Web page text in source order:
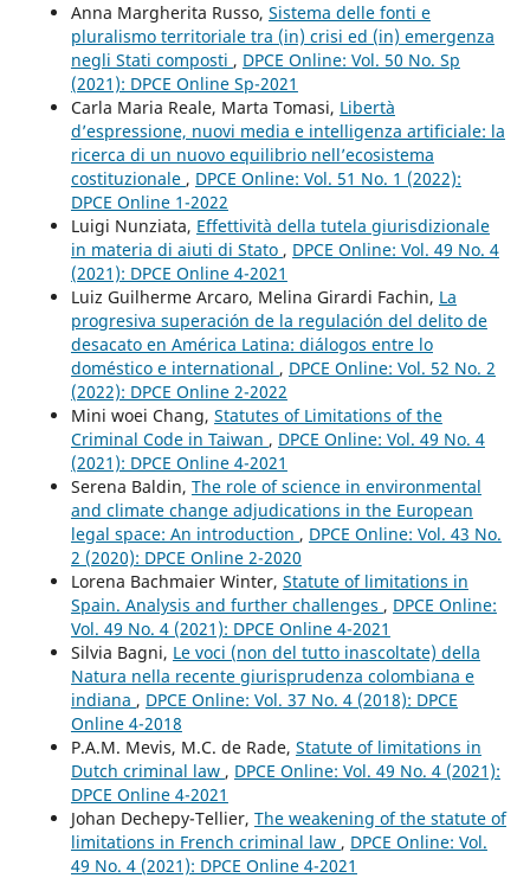
Anna Margherita Russo, Sistema delle fonti e
pluralismo territoriale tra (in) crisi ed (in) emergenza
negli Stati composti , DPCE Online: Vol. 50 No. Sp
(2021): DPCE Online Sp-2021
Carla Maria Reale, Marta Tomasi, Libertà
d’espressione, nuovi media e intelligenza artificiale: la
ricerca di un nuovo equilibrio nell’ecosistema
costituzionale , DPCE Online: Vol. 51 No. 1 (2022):
DPCE Online 1-2022
Luigi Nunziata, Effettività della tutela giurisdizionale
in materia di aiuti di Stato , DPCE Online: Vol. 49 No. 4
(2021): DPCE Online 4-2021
Luiz Guilherme Arcaro, Melina Girardi Fachin, La
progresiva superación de la regulación del delito de
desacato en América Latina: diálogos entre lo
doméstico e international , DPCE Online: Vol. 52 No. 2
(2022): DPCE Online 2-2022
Mini woei Chang, Statutes of Limitations of the
Criminal Code in Taiwan , DPCE Online: Vol. 49 No. 4
(2021): DPCE Online 4-2021
Serena Baldin, The role of science in environmental
and climate change adjudications in the European
legal space: An introduction , DPCE Online: Vol. 43 No.
2 (2020): DPCE Online 2-2020
Lorena Bachmaier Winter, Statute of limitations in
Spain. Analysis and further challenges , DPCE Online:
Vol. 49 No. 4 (2021): DPCE Online 4-2021
Silvia Bagni, Le voci (non del tutto inascoltate) della
Natura nella recente giurisprudenza colombiana e
indiana , DPCE Online: Vol. 37 No. 4 (2018): DPCE
Online 4-2018
P.A.M. Mevis, M.C. de Rade, Statute of limitations in
Dutch criminal law , DPCE Online: Vol. 49 No. 4 (2021):
DPCE Online 4-2021
Johan Dechepy-Tellier, The weakening of the statute of
limitations in French criminal law , DPCE Online: Vol.
49 No. 4 (2021): DPCE Online 4-2021